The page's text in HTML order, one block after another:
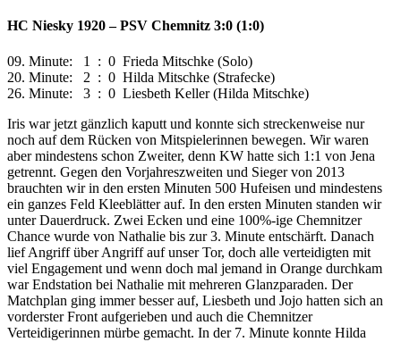
HC Niesky 1920 – PSV Chemnitz 3:0 (1:0)
09. Minute: 1 : 0 Frieda Mitschke (Solo)
20. Minute: 2 : 0 Hilda Mitschke (Strafecke)
26. Minute: 3 : 0 Liesbeth Keller (Hilda Mitschke)
Iris war jetzt gänzlich kaputt und konnte sich streckenweise nur
noch auf dem Rücken von Mitspielerinnen bewegen. Wir waren
aber mindestens schon Zweiter, denn KW hatte sich 1:1 von Jena
getrennt. Gegen den Vorjahreszweiten und Sieger von 2013
brauchten wir in den ersten Minuten 500 Hufeisen und mindestens
ein ganzes Feld Kleeblätter auf. In den ersten Minuten standen wir
unter Dauerdruck. Zwei Ecken und eine 100%-ige Chemnitzer
Chance wurde von Nathalie bis zur 3. Minute entschärft. Danach
lief Angriff über Angriff auf unser Tor, doch alle verteidigten mit
viel Engagement und wenn doch mal jemand in Orange durchkam
war Endstation bei Nathalie mit mehreren Glanzparaden. Der
Matchplan ging immer besser auf, Liesbeth und Jojo hatten sich an
vorderster Front aufgerieben und auch die Chemnitzer
Verteidigerinnen mürbe gemacht. In der 7. Minute konnte Hilda